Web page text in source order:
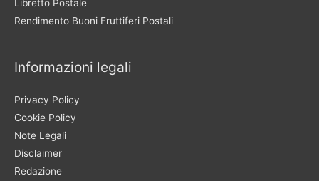
Libretto Postale
Rendimento Buoni Fruttiferi Postali
Informazioni legali
Privacy Policy
Cookie Policy
Note Legali
Disclaimer
Redazione